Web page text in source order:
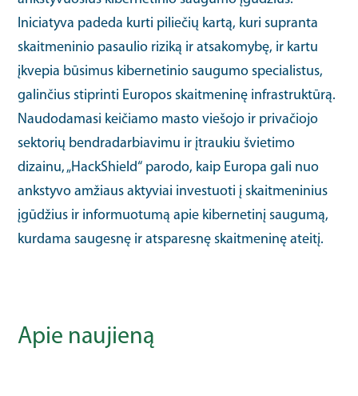
Iniciatyva padeda kurti piliečių kartą, kuri supranta
skaitmeninio pasaulio riziką ir atsakomybę, ir kartu
įkvepia būsimus kibernetinio saugumo specialistus,
galinčius stiprinti Europos skaitmeninę infrastruktūrą.
Naudodamasi keičiamo masto viešojo ir privačiojo
sektorių bendradarbiavimu ir įtraukiu švietimo
dizainu, „HackShield“ parodo, kaip Europa gali nuo
ankstyvo amžiaus aktyviai investuoti į skaitmeninius
įgūdžius ir informuotumą apie kibernetinį saugumą,
kurdama saugesnę ir atsparesnę skaitmeninę ateitį.
Apie naujieną